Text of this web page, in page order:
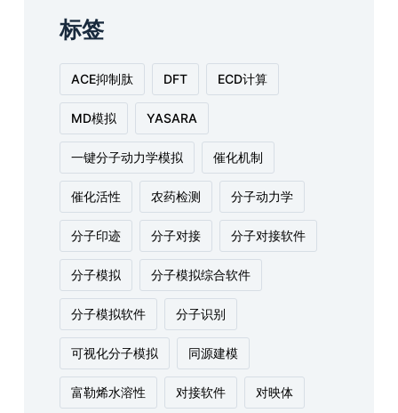
标签
ACE抑制肽 DFT ECD计算
MD模拟 YASARA
一键分子动力学模拟 催化机制
催化活性 农药检测 分子动力学
分子印迹 分子对接 分子对接软件
分子模拟 分子模拟综合软件
分子模拟软件 分子识别
可视化分子模拟 同源建模
富勒烯水溶性 对接软件 对映体